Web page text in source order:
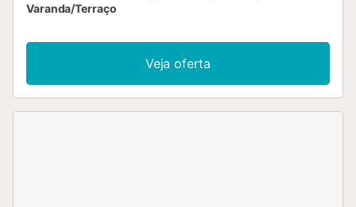
Varanda/Terraço
Veja oferta